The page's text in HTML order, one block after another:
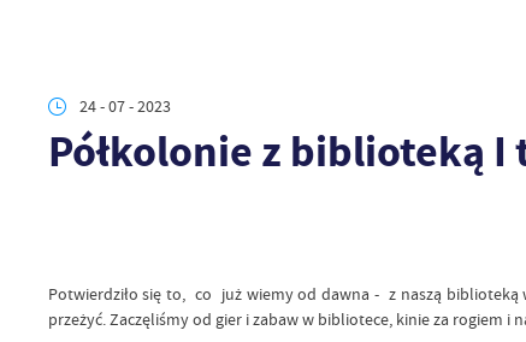
24 - 07 - 2023
Półkolonie z biblioteką
Potwierdziło się to, co już wiemy od dawna - z naszą biblioteką
przeżyć. Zaczęliśmy od gier i zabaw w bibliotece, kinie za rogiem i